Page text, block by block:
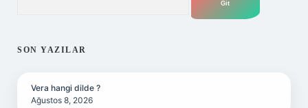
SON YAZILAR
Vera hangi dilde ?
Ağustos 8, 2026